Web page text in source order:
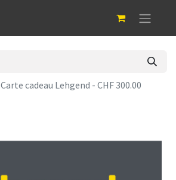
Carte cadeau Lehgend - CHF 300.00